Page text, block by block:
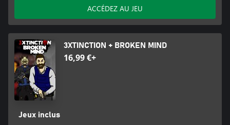
ACCÉDEZ AU JEU
3XTINCTION + BROKEN MIND
16,99 €+
Jeux inclus